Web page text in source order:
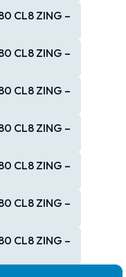
CL8 ZING –
CL8 ZING –
CL8 ZING –
CL8 ZING –
CL8 ZING –
CL8 ZING –
CL8 ZING –